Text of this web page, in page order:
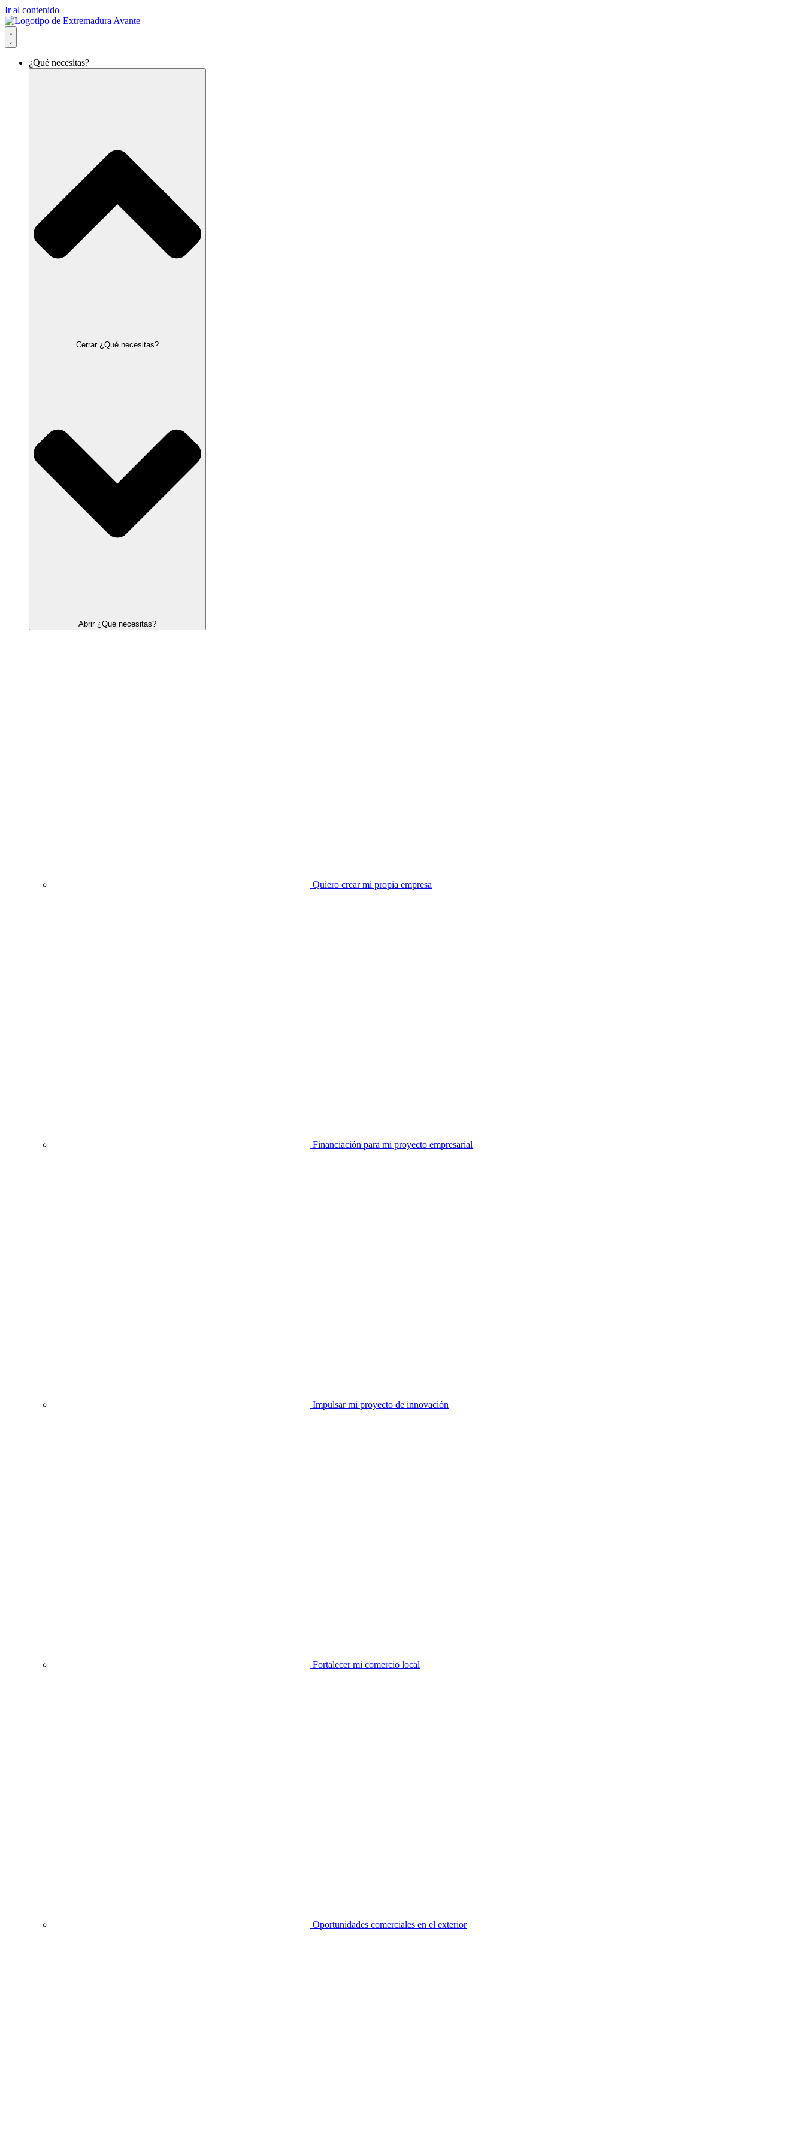
Ir al contenido
¿Qué necesitas?
Cerrar ¿Qué necesitas?
Abrir ¿Qué necesitas?
Quiero crear mi propia empresa
Financiación para mi proyecto empresarial
Impulsar mi proyecto de innovación
Fortalecer mi comercio local
Oportunidades comerciales en el exterior